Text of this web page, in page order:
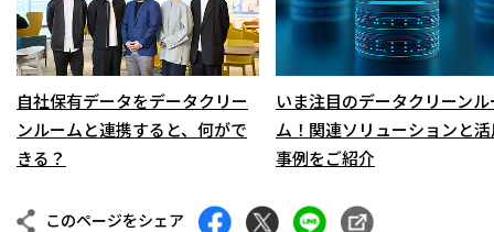
自社保有データをデータクリー
ンルームと連携すると、何がで
きる？
いま注目のデータクリーンル
ム！関連ソリューションと
事例をご紹介
このページをシェア